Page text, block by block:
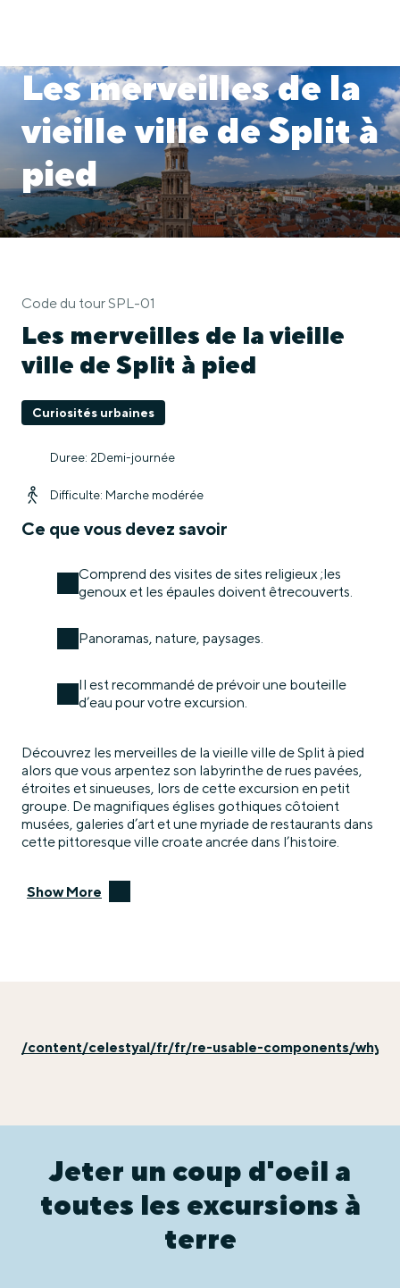
Les merveilles de la
vieille ville de Split à
pied
Code du tour SPL-01
Les merveilles de la vieille
ville de Split à pied
Curiosités urbaines
Duree: 2Demi-journée
Difficulte: Marche modérée
Ce que vous devez savoir
Comprend des visites de sites religieux ;les
genoux et les épaules doivent êtrecouverts.
Panoramas, nature, paysages.
Il est recommandé de prévoir une bouteille
d’eau pour votre excursion.
Découvrez les merveilles de la vieille ville de Split à pied
alors que vous arpentez son labyrinthe de rues pavées,
étroites et sinueuses, lors de cette excursion en petit
groupe. De magnifiques églises gothiques côtoient
musées, galeries d’art et une myriade de restaurants dans
cette pittoresque ville croate ancrée dans l’histoire.
Show More
/content/celestyal/fr/fr/re-usable-components/why-
Jeter un coup d'oeil a
toutes les excursions à
terre